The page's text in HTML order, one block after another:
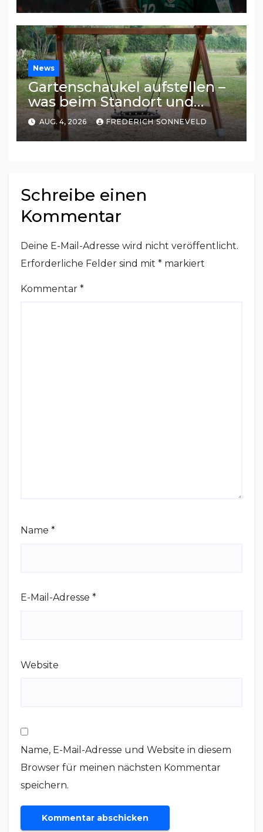
News
Gartenschaukel aufstellen –
was beim Standort und
Untergrund wichtig ist
AUG. 4, 2026 FREDERICH SONNEVELD
Schreibe einen
Kommentar
Deine E-Mail-Adresse wird nicht veröffentlicht.
Erforderliche Felder sind mit * markiert
Kommentar *
Name *
E-Mail-Adresse *
Website
Name, E-Mail-Adresse und Website in diesem
Browser für meinen nächsten Kommentar
speichern.